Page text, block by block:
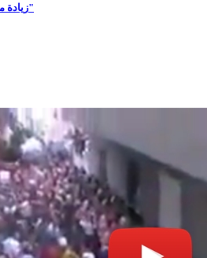
زيادة مرتقبة بأكثر من 20% في "الفريب"